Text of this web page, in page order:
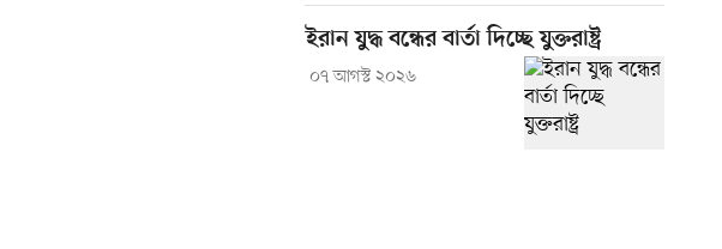
ইরান যুদ্ধ বন্ধের বার্তা দিচ্ছে যুক্তরাষ্ট্র
০৭ আগস্ট ২০২৬